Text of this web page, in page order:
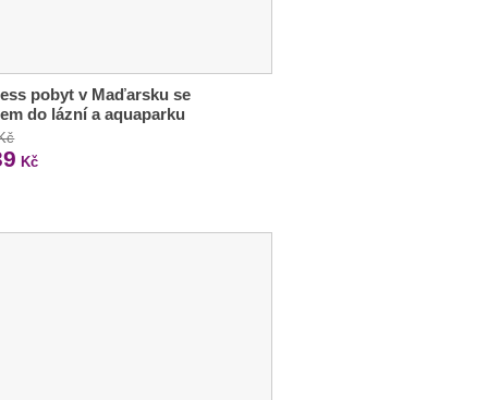
pobyt v Maďarsku se
do lázní a aquaparku
Kč